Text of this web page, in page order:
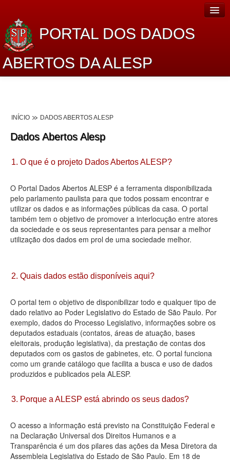
PORTAL DOS DADOS
ABERTOS DA ALESP
Lei de Acesso à Informação
Dados Governamentais Abertos
Planejamento
Catálogo de dados
Processo Legislativo
Deputados Estaduais
Agenda
Perguntas frequentes
Contato
INÍCIO DADOS ABERTOS ALESP
Dados Abertos Alesp
1. O que é o projeto Dados Abertos ALESP?
O Portal Dados Abertos ALESP é a ferramenta disponibilizada
pelo parlamento paulista para que todos possam encontrar e
utilizar os dados e as informações públicas da casa. O portal
também tem o objetivo de promover a interlocução entre atores
da sociedade e os seus representantes para pensar a melhor
utilização dos dados em prol de uma sociedade melhor.
2. Quais dados estão disponíveis aqui?
O portal tem o objetivo de disponibilizar todo e qualquer tipo de
dado relativo ao Poder Legislativo do Estado de São Paulo. Por
exemplo, dados do Processo Legislativo, informações sobre os
deputados estaduais (contatos, áreas de atuação, bases
eleitorais, produção legislativa), da prestação de contas dos
deputados com os gastos de gabinetes, etc. O portal funciona
como um grande catálogo que facilita a busca e uso de dados
produzidos e publicados pela ALESP.
3. Porque a ALESP está abrindo os seus dados?
O acesso a informação está previsto na Constituição Federal e
na Declaração Universal dos Direitos Humanos e a
Transparência é um dos pilares das ações da Mesa Diretora da
Assembleia Legislativa do Estado de São Paulo. Em 18 de